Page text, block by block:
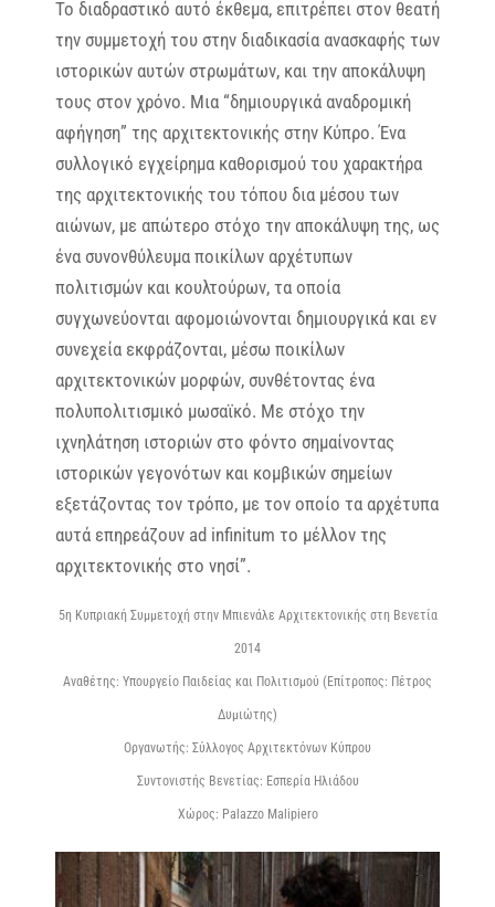
Το διαδραστικό αυτό έκθεμα, επιτρέπει στον θεατή
την συμμετοχή του στην διαδικασία ανασκαφής των
ιστορικών αυτών στρωμάτων, και την αποκάλυψη
τους στον χρόνο. Μια “δημιουργικά αναδρομική
αφήγηση” της αρχιτεκτονικής στην Κύπρο. Ένα
συλλογικό εγχείρημα καθορισμού του χαρακτήρα
της αρχιτεκτονικής του τόπου δια μέσου των
αιώνων, με απώτερο στόχο την αποκάλυψη της, ως
ένα συνονθύλευμα ποικίλων αρχέτυπων
πολιτισμών και κουλτούρων, τα οποία
συγχωνεύονται αφομοιώνονται δημιουργικά και εν
συνεχεία εκφράζονται, μέσω ποικίλων
αρχιτεκτονικών μορφών, συνθέτοντας ένα
πολυπολιτισμικό μωσαϊκό. Με στόχο την
ιχνηλάτηση ιστοριών στο φόντο σημαίνοντας
ιστορικών γεγονότων και κομβικών σημείων
εξετάζοντας τον τρόπο, με τον οποίο τα αρχέτυπα
αυτά επηρεάζουν ad infinitum το μέλλον της
αρχιτεκτονικής στο νησί”.
5η Κυπριακή Συμμετοχή στην Μπιενάλε Αρχιτεκτονικής στη Βενετία
2014
Αναθέτης: Υπουργείο Παιδείας και Πολιτισμού (Επίτροπος: Πέτρος
Δυμιώτης)
Οργανωτής: Σύλλογος Αρχιτεκτόνων Κύπρου
Συντονιστής Βενετίας: Εσπερία Ηλιάδου
Xώρος: Palazzo Malipiero